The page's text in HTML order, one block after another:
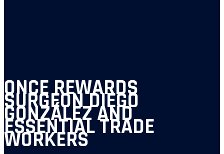
ONCE REWARDS
SURGEON DIEGO
GONZÁLEZ AND
ESSENTIAL TRADE
WORKERS